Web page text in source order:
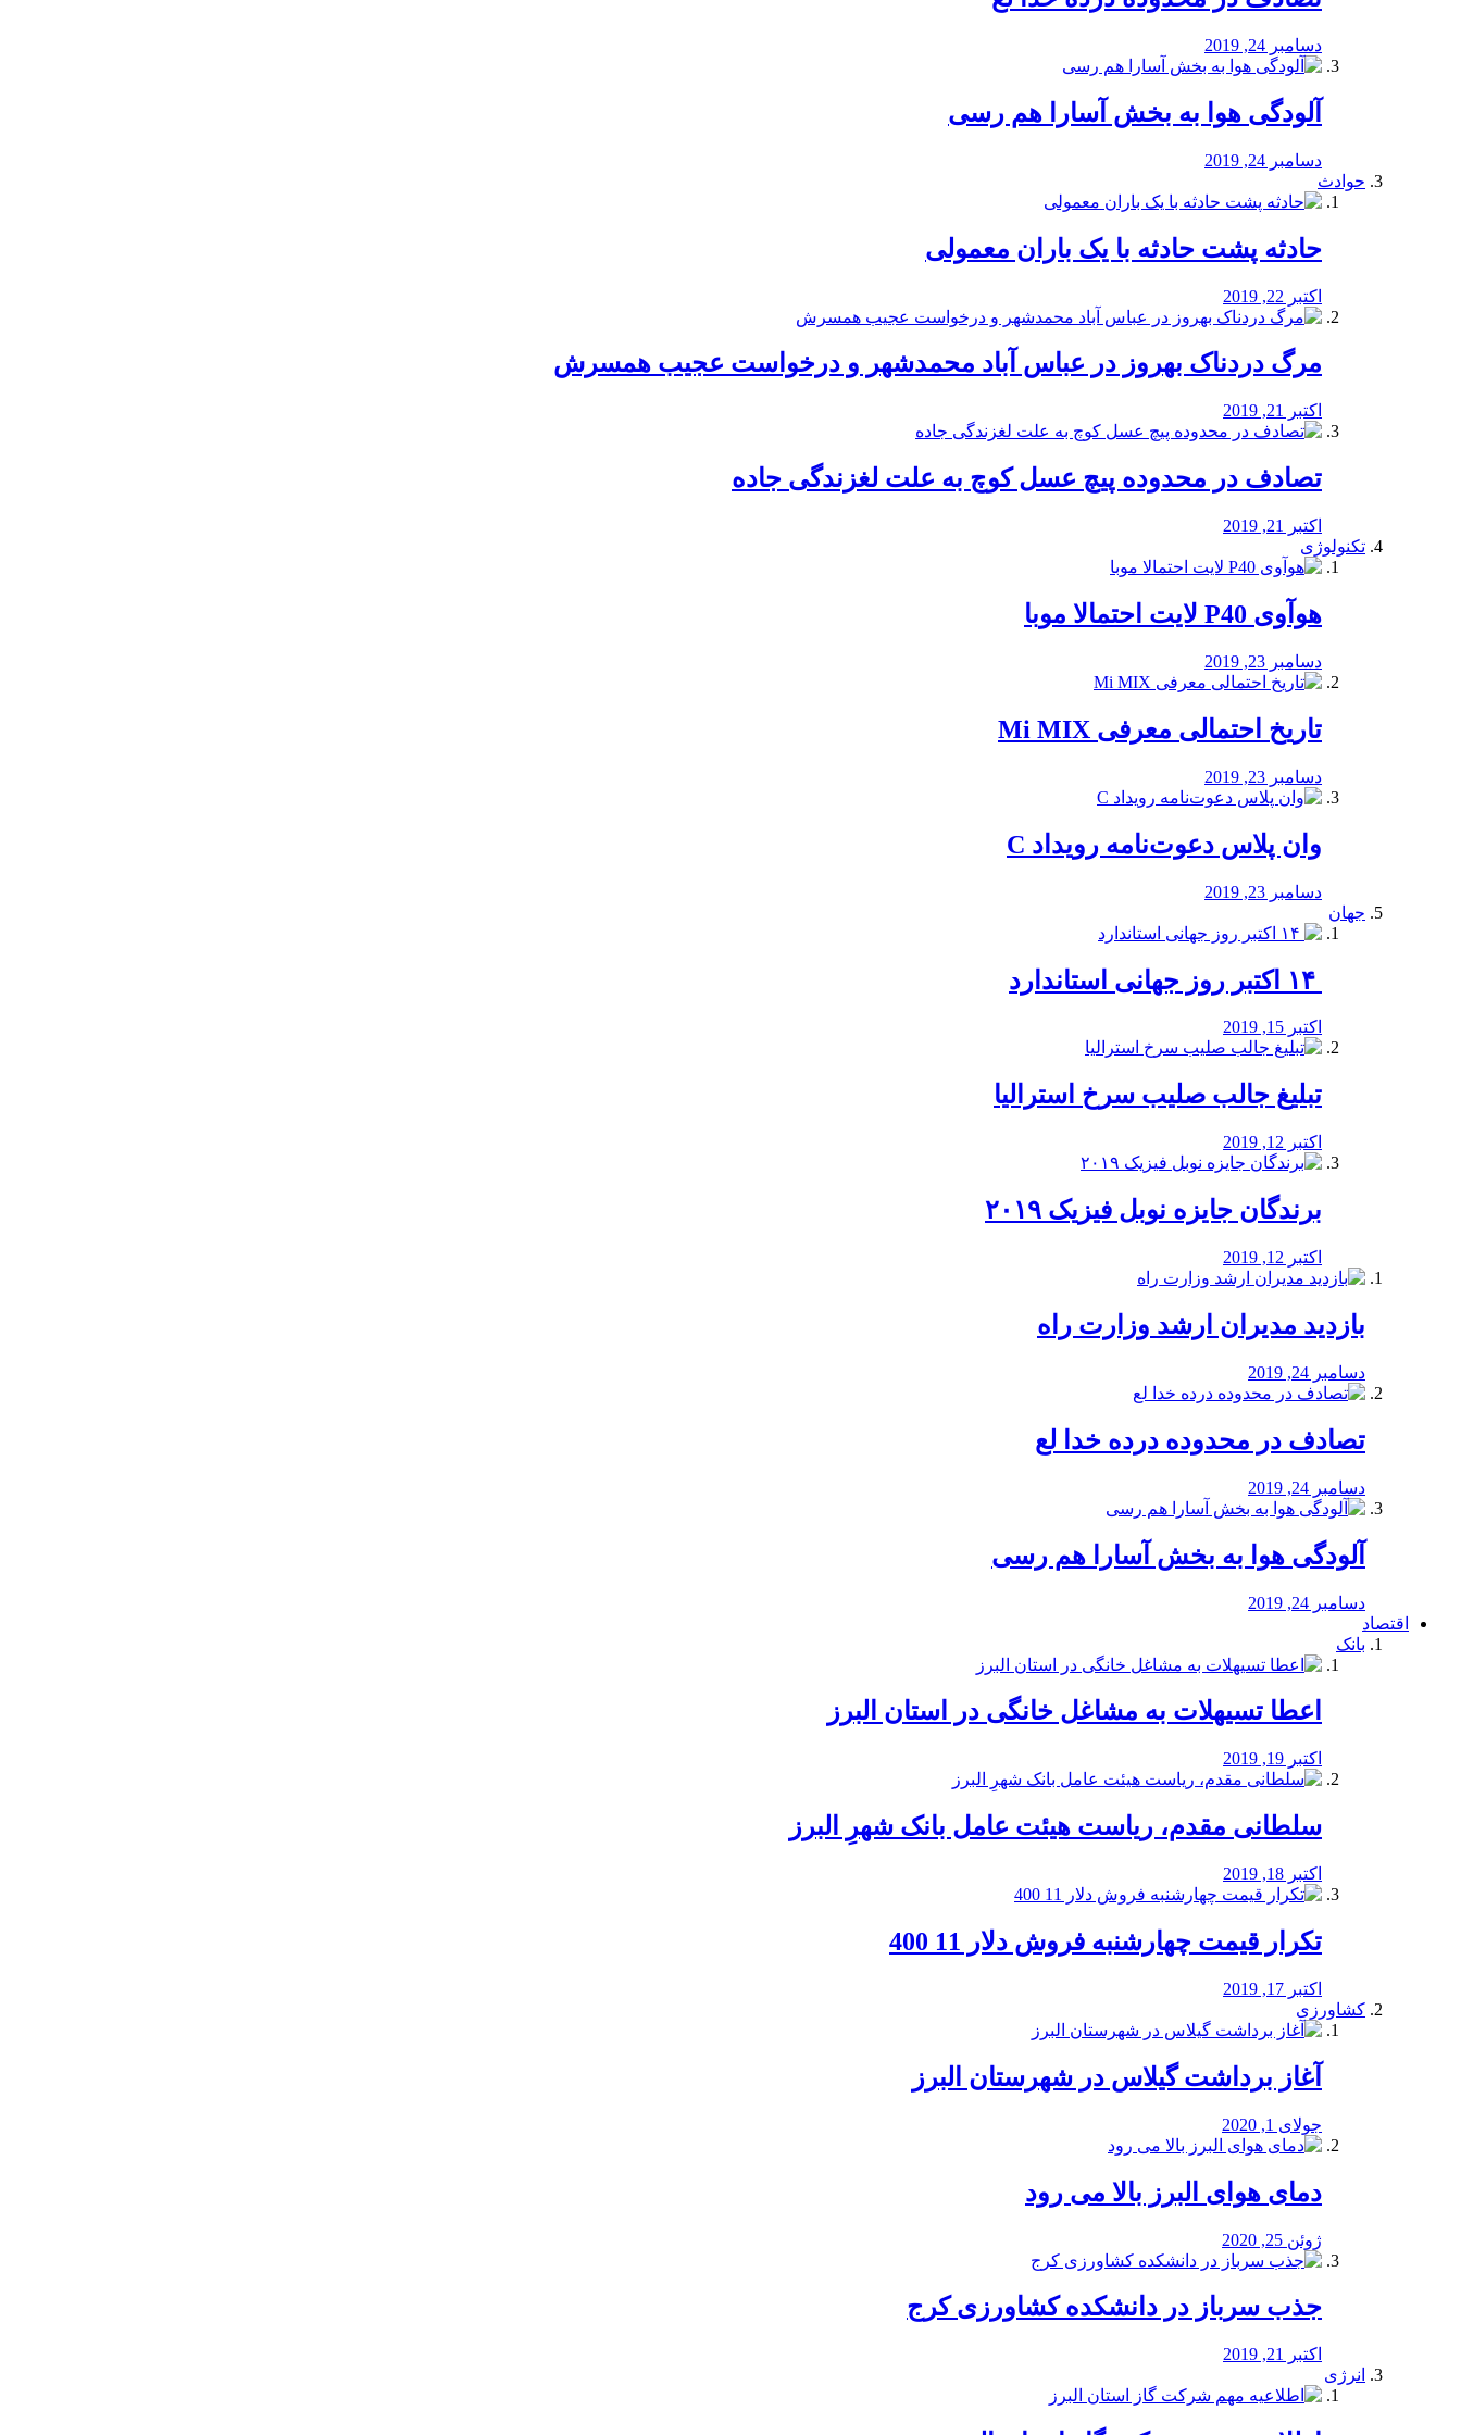
دسامبر 24, 2019
آلودگی هوا به بخش آسارا هم رسی
دسامبر 24, 2019
حوادث
️حادثه پشت حادثه با یک باران معمولی
اکتبر 22, 2019
مرگ دردناک بهروز در عباس آباد محمدشهر و درخواست عجیب همسرش
اکتبر 21, 2019
تصادف در محدوده پیچ عسل کوچ به علت لغزندگی جاده
اکتبر 21, 2019
تکنولوژی
هوآوی P40 لایت احتمالا موبا
دسامبر 23, 2019
تاریخ احتمالی معرفی Mi MIX
دسامبر 23, 2019
وان پلاس دعوت‌نامه رویداد C
دسامبر 23, 2019
جهان
اکتبر 15, 2019
تبلیغ جالب صلیب سرخ استرالیا
اکتبر 12, 2019
برندگان جایزه نوبل فیزیک ۲۰۱۹
اکتبر 12, 2019
بازدید مدیران ارشد وزارت راه
دسامبر 24, 2019
تصادف در محدوده درده خدا لع
دسامبر 24, 2019
آلودگی هوا به بخش آسارا هم رسی
دسامبر 24, 2019
اقتصاد
بانک
️اعطا تسیهلات به مشاغل خانگی در استان البرز
اکتبر 19, 2019
سلطانی مقدم، ریاست هیئت عامل بانک شهرِ البرز
اکتبر 18, 2019
تکرار قیمت چهارشنبه فروش دلار 11 400
اکتبر 17, 2019
کشاورزی
آغاز برداشت گیلاس در شهرستان البرز
جولای 1, 2020
دمای هوای البرز بالا می رود
ژوئن 25, 2020
جذب سرباز در دانشکده کشاورزی کرج
اکتبر 21, 2019
انرژی